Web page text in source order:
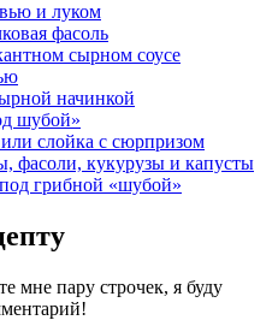
и луком
фасоль
сырном соусе
начинкой
шубой»
слойка с сюрпризом
фасоли, кукурузы и капусты
грибной «шубой»
мне пару строчек, я буду